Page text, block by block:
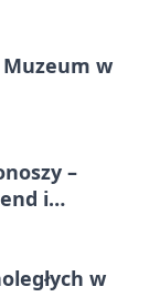
w
–
i
w